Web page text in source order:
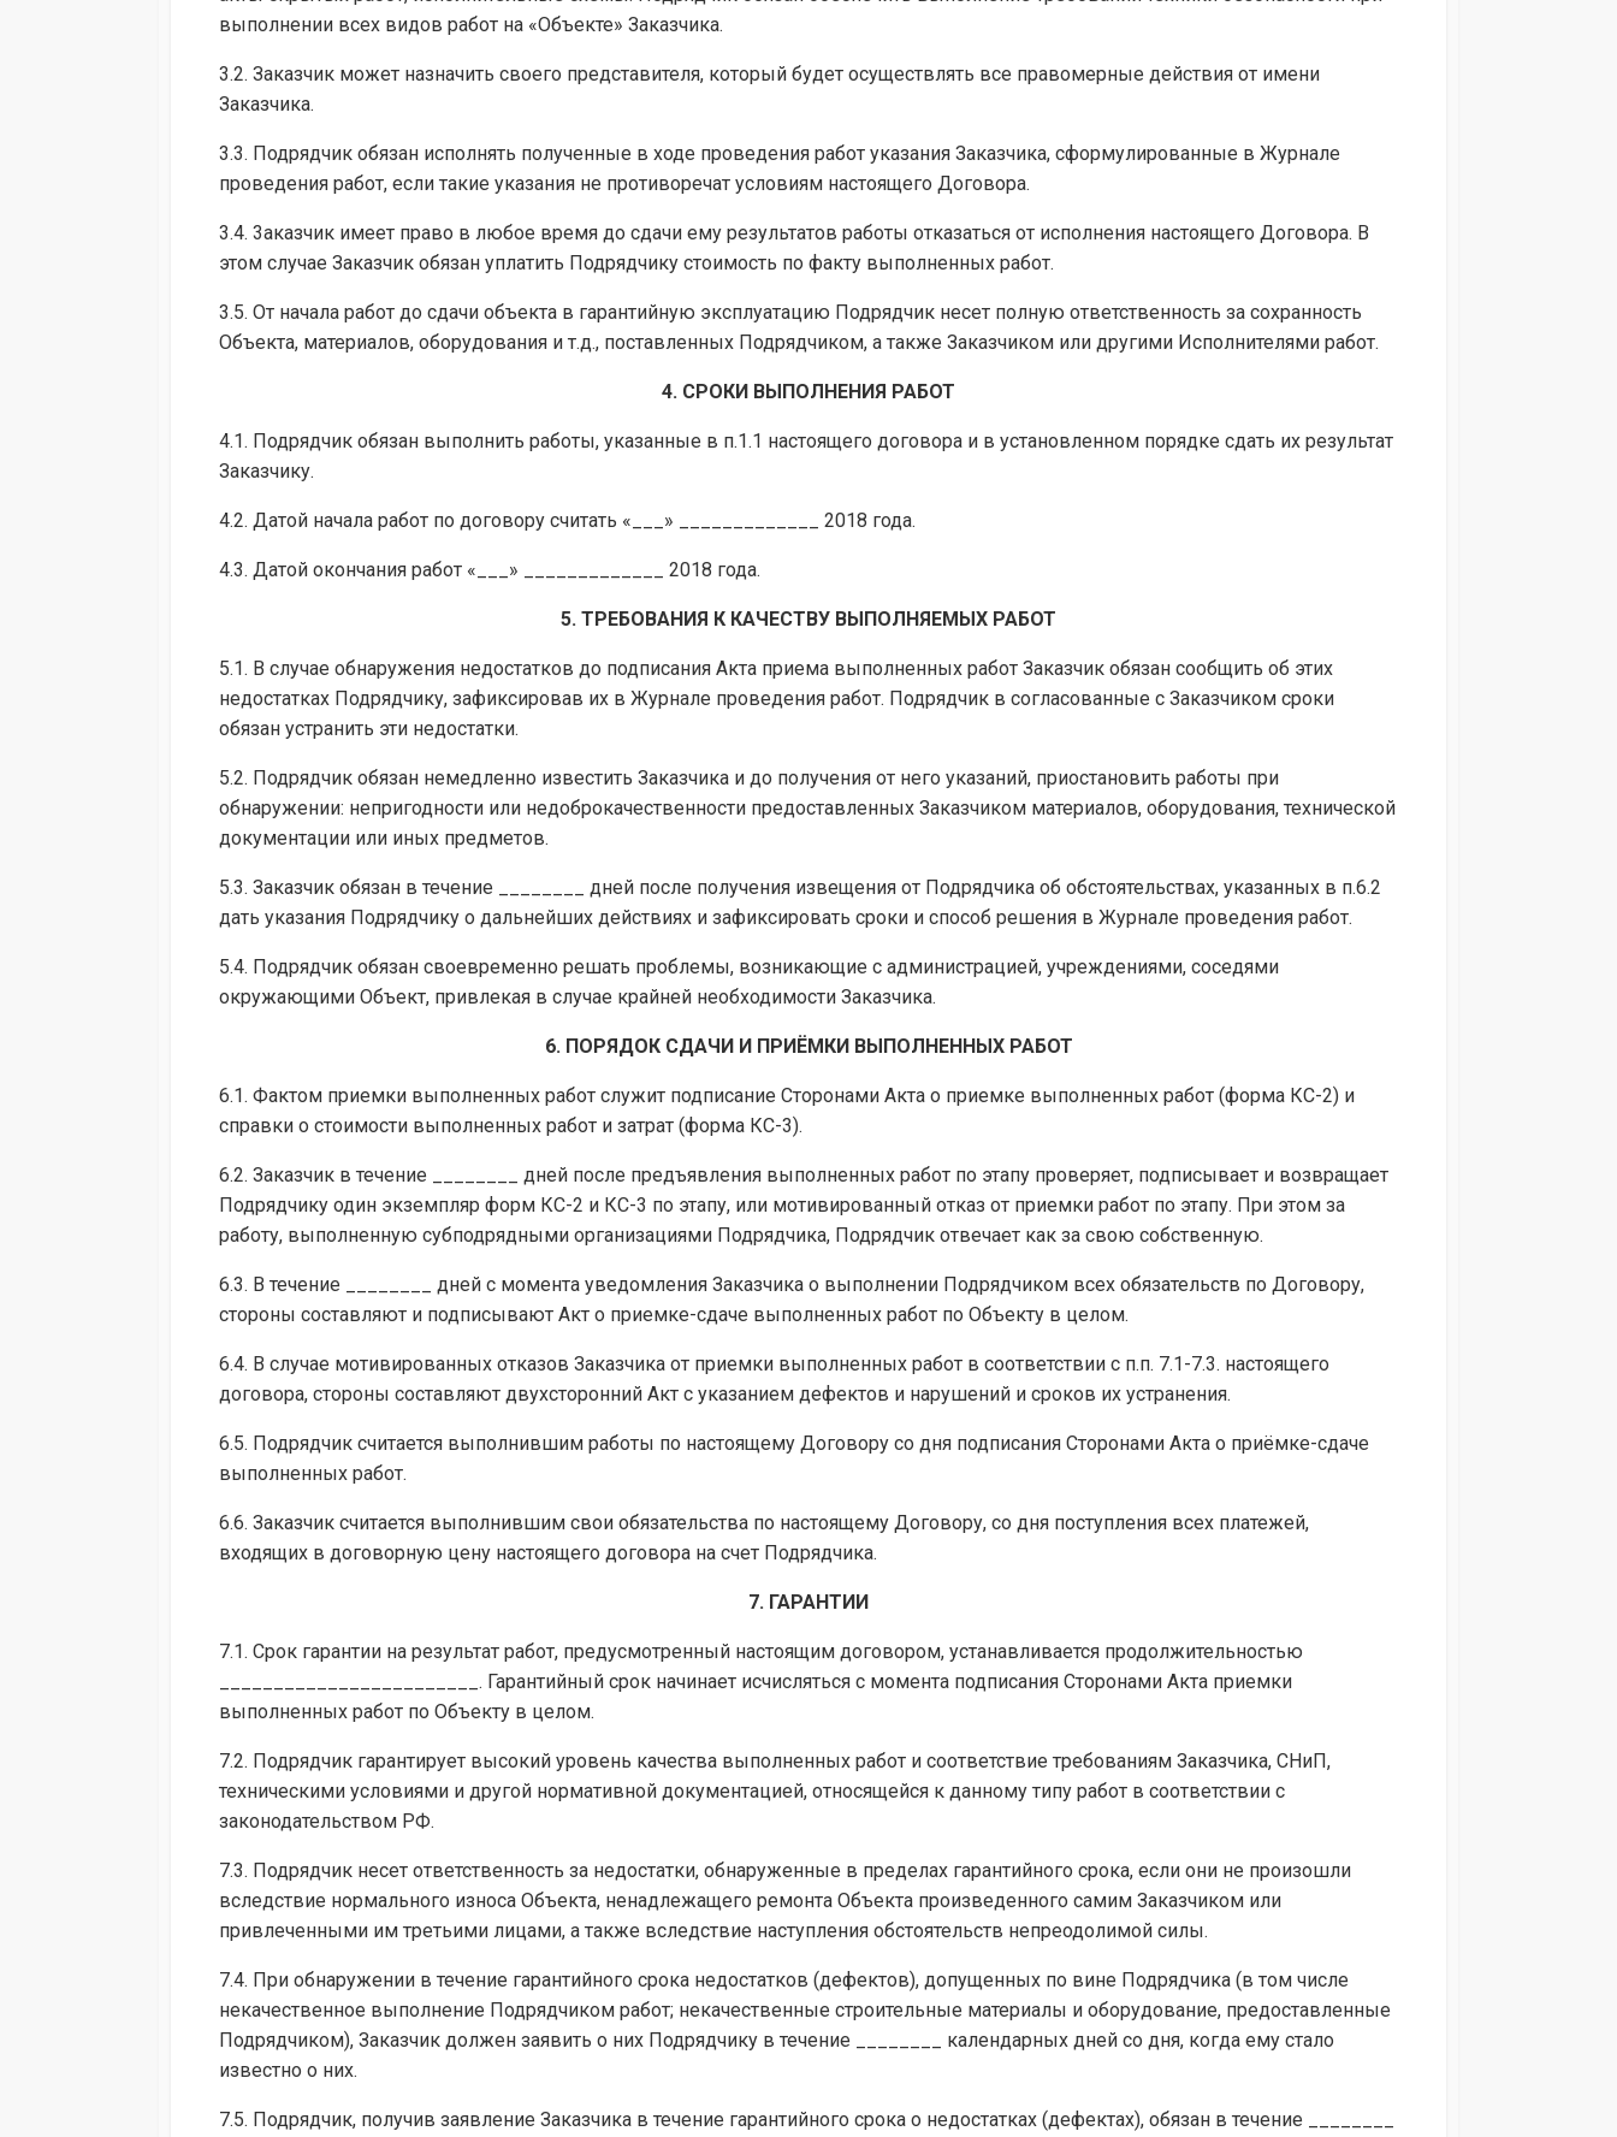
выполнении всех видов работ на «Объекте» Заказчика.
3.2. Заказчик может назначить своего представителя, который будет осуществлять все правомерные действия от имени
Заказчика.
3.3. Подрядчик обязан исполнять полученные в ходе проведения работ указания Заказчика, сформулированные в Журнале
проведения работ, если такие указания не противоречат условиям настоящего Договора.
3.4. 3аказчик имеет право в любое время до сдачи ему результатов работы отказаться от исполнения настоящего Договора. В
этом случае Заказчик обязан уплатить Подрядчику стоимость по факту выполненных работ.
3.5. От начала работ до сдачи объекта в гарантийную эксплуатацию Подрядчик несет полную ответственность за сохранность
Объекта, материалов, оборудования и т.д., поставленных Подрядчиком, а также Заказчиком или другими Исполнителями работ.
4. СРОКИ ВЫПОЛНЕНИЯ РАБОТ
4.1. Подрядчик обязан выполнить работы, указанные в п.1.1 настоящего договора и в установленном порядке сдать их результат
Заказчику.
4.2. Датой начала работ по договору считать «___» _____________ 2018 года.
4.3. Датой окончания работ «___» _____________ 2018 года.
5. ТРЕБОВАНИЯ К КАЧЕСТВУ ВЫПОЛНЯЕМЫХ РАБОТ
5.1. В случае обнаружения недостатков до подписания Акта приема выполненных работ Заказчик обязан сообщить об этих
недостатках Подрядчику, зафиксировав их в Журнале проведения работ. Подрядчик в согласованные с Заказчиком сроки
обязан устранить эти недостатки.
5.2. Подрядчик обязан немедленно известить Заказчика и до получения от него указаний, приостановить работы при
обнаружении: непригодности или недоброкачественности предоставленных Заказчиком материалов, оборудования, технической
документации или иных предметов.
5.3. Заказчик обязан в течение ________ дней после получения извещения от Подрядчика об обстоятельствах, указанных в п.6.2
дать указания Подрядчику о дальнейших действиях и зафиксировать сроки и способ решения в Журнале проведения работ.
5.4. Подрядчик обязан своевременно решать проблемы, возникающие с администрацией, учреждениями, соседями
окружающими Объект, привлекая в случае крайней необходимости Заказчика.
6. ПОРЯДОК СДАЧИ И ПРИЁМКИ ВЫПОЛНЕННЫХ РАБОТ
6.1. Фактом приемки выполненных работ служит подписание Сторонами Акта о приемке выполненных работ (форма КС-2) и
справки о стоимости выполненных работ и затрат (форма КС-3).
6.2. Заказчик в течение ________ дней после предъявления выполненных работ по этапу проверяет, подписывает и возвращает
Подрядчику один экземпляр форм КС-2 и КС-3 по этапу, или мотивированный отказ от приемки работ по этапу. При этом за
работу, выполненную субподрядными организациями Подрядчика, Подрядчик отвечает как за свою собственную.
6.3. В течение ________ дней с момента уведомления Заказчика о выполнении Подрядчиком всех обязательств по Договору,
стороны составляют и подписывают Акт о приемке-сдаче выполненных работ по Объекту в целом.
6.4. В случае мотивированных отказов Заказчика от приемки выполненных работ в соответствии с п.п. 7.1-7.3. настоящего
договора, стороны составляют двухсторонний Акт с указанием дефектов и нарушений и сроков их устранения.
6.5. Подрядчик считается выполнившим работы по настоящему Договору со дня подписания Сторонами Акта о приёмке-сдаче
выполненных работ.
6.6. Заказчик считается выполнившим свои обязательства по настоящему Договору, со дня поступления всех платежей,
входящих в договорную цену настоящего договора на счет Подрядчика.
7. ГАРАНТИИ
7.1. Срок гарантии на результат работ, предусмотренный настоящим договором, устанавливается продолжительностью
________________________. Гарантийный срок начинает исчисляться с момента подписания Сторонами Акта приемки
выполненных работ по Объекту в целом.
7.2. Подрядчик гарантирует высокий уровень качества выполненных работ и соответствие требованиям Заказчика, СНиП,
техническими условиями и другой нормативной документацией, относящейся к данному типу работ в соответствии с
законодательством РФ.
7.3. Подрядчик несет ответственность за недостатки, обнаруженные в пределах гарантийного срока, если они не произошли
вследствие нормального износа Объекта, ненадлежащего ремонта Объекта произведенного самим Заказчиком или
привлеченными им третьими лицами, а также вследствие наступления обстоятельств непреодолимой силы.
7.4. При обнаружении в течение гарантийного срока недостатков (дефектов), допущенных по вине Подрядчика (в том числе
некачественное выполнение Подрядчиком работ; некачественные строительные материалы и оборудование, предоставленные
Подрядчиком), Заказчик должен заявить о них Подрядчику в течение ________ календарных дней со дня, когда ему стало
известно о них.
7.5. Подрядчик, получив заявление Заказчика в течение гарантийного срока о недостатках (дефектах), обязан в течение ________